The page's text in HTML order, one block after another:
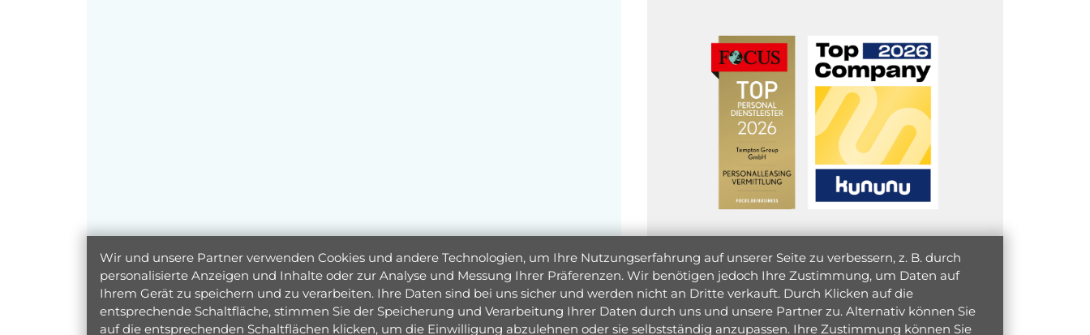
Wir und unsere Partner verwenden Cookies und andere Technologien, um Ihre Nutzungserfahrung auf unserer Seite zu verbessern, z. B. durch
personalisierte Anzeigen und Inhalte oder zur Analyse und Messung Ihrer Präferenzen. Wir benötigen jedoch Ihre Zustimmung, um Daten auf
Ihrem Gerät zu speichern und zu verarbeiten. Ihre Daten sind bei uns sicher und werden nicht an Dritte verkauft. Durch Klicken auf die
entsprechende Schaltfläche, stimmen Sie der Speicherung und Verarbeitung Ihrer Daten durch uns und unsere Partner zu. Alternativ können Sie
auf die entsprechenden Schaltflächen klicken, um die Einwilligung abzulehnen oder sie selbstständig anzupassen. Ihre Zustimmung können Sie